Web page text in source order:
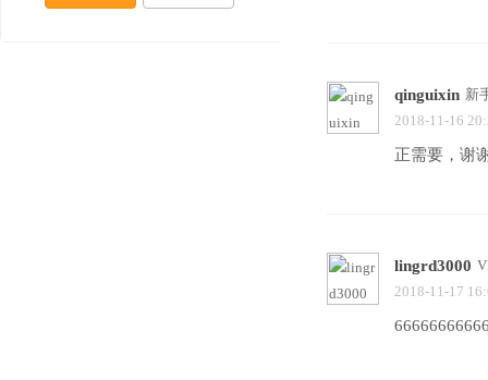
qinguixin 新
2018-11-16
正需要，谢
lingrd3000
2018-11-17